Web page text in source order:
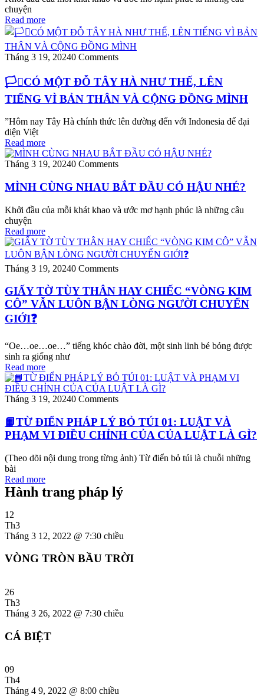
chuyện
Read more
Tháng 3 19, 20240 Comments
🏳️‍⚧️CÓ MỘT ĐỖ TÂY HÀ NHƯ THẾ, LÊN
TIẾNG VÌ BẢN THÂN VÀ CỘNG ĐỒNG MÌNH
​​”Hôm nay Tây Hà chính thức lên đường đến với Indonesia để đại
diện Việt
Read more
Tháng 3 19, 20240 Comments
MÌNH CÙNG NHAU BẮT ĐẦU CÓ HẬU NHÉ?
Khởi đầu của mỗi khát khao và ước mơ hạnh phúc là những câu
chuyện
Read more
Tháng 3 19, 20240 Comments
GIẤY TỜ TÙY THÂN HAY CHIẾC “VÒNG KIM
CÔ” VẪN LUÔN BẬN LÒNG NGƯỜI CHUYỂN
GIỚI❓
“Oe…oe…oe…” tiếng khóc chào đời, một sinh linh bé bỏng được
sinh ra giống như
Read more
Tháng 3 19, 20240 Comments
📙TỪ ĐIỂN PHÁP LÝ BỎ TÚI 01: LUẬT VÀ
PHẠM VI ĐIỀU CHỈNH CỦA CỦA LUẬT LÀ GÌ?
(Theo dõi nội dung trong từng ảnh) Từ điển bỏ túi là chuỗi những
bài
Read more
Hành trang pháp lý
12
Th3
Tháng 3 12, 2022 @ 7:30 chiều
VÒNG TRÒN BẦU TRỜI
26
Th3
Tháng 3 26, 2022 @ 7:30 chiều
CÁ BIỆT
09
Th4
Tháng 4 9, 2022 @ 8:00 chiều